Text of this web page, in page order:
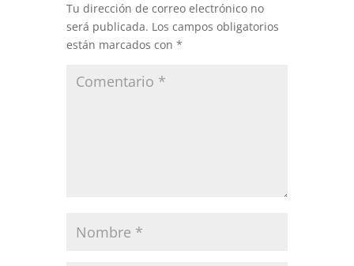
Tu dirección de correo electrónico no
será publicada. Los campos obligatorios
están marcados con *